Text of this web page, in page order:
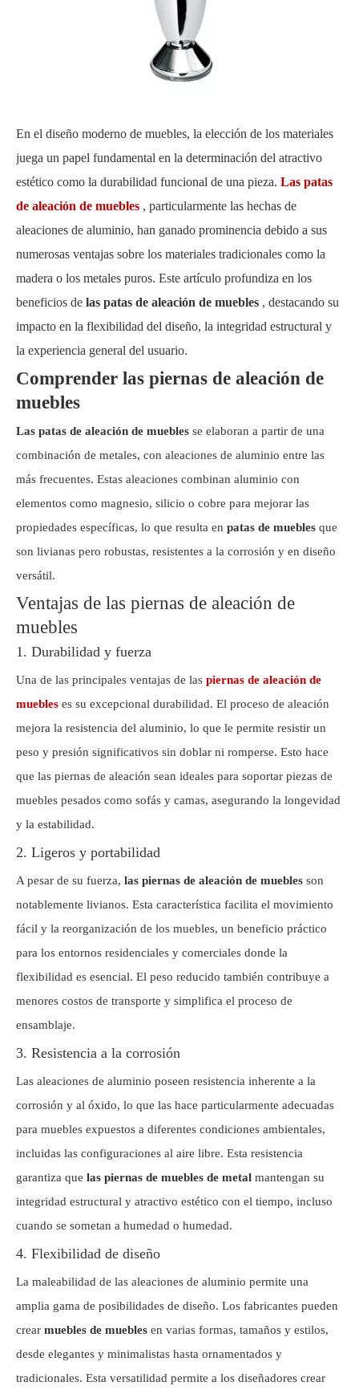
En el diseño moderno de muebles, la elección de los materiales
juega un papel fundamental en la determinación del atractivo
estético como la durabilidad funcional de una pieza. Las patas
de aleación de muebles , particularmente las hechas de
aleaciones de aluminio, han ganado prominencia debido a sus
numerosas ventajas sobre los materiales tradicionales como la
madera o los metales puros. Este artículo profundiza en los
beneficios de las patas de aleación de muebles , destacando su
impacto en la flexibilidad del diseño, la integridad estructural y
la experiencia general del usuario.
Comprender las piernas de aleación de
muebles
Las patas de aleación de muebles se elaboran a partir de una
combinación de metales, con aleaciones de aluminio entre las
más frecuentes. Estas aleaciones combinan aluminio con
elementos como magnesio, silicio o cobre para mejorar las
propiedades específicas, lo que resulta en patas de muebles que
son livianas pero robustas, resistentes a la corrosión y en diseño
versátil.
Ventajas de las piernas de aleación de
muebles
1. Durabilidad y fuerza
Una de las principales ventajas de las piernas de aleación de
muebles es su excepcional durabilidad. El proceso de aleación
mejora la resistencia del aluminio, lo que le permite resistir un
peso y presión significativos sin doblar ni romperse. Esto hace
que las piernas de aleación sean ideales para soportar piezas de
muebles pesados ​​como sofás y camas, asegurando la longevidad
y la estabilidad.
2. Ligeros y portabilidad
A pesar de su fuerza, las piernas de aleación de muebles son
notablemente livianos. Esta característica facilita el movimiento
fácil y la reorganización de los muebles, un beneficio práctico
para los entornos residenciales y comerciales donde la
flexibilidad es esencial. El peso reducido también contribuye a
menores costos de transporte y simplifica el proceso de
ensamblaje.
3. Resistencia a la corrosión
Las aleaciones de aluminio poseen resistencia inherente a la
corrosión y al óxido, lo que las hace particularmente adecuadas
para muebles expuestos a diferentes condiciones ambientales,
incluidas las configuraciones al aire libre. Esta resistencia
garantiza que las piernas de muebles de metal mantengan su
integridad estructural y atractivo estético con el tiempo, incluso
cuando se sometan a humedad o humedad.
4. Flexibilidad de diseño
La maleabilidad de las aleaciones de aluminio permite una
amplia gama de posibilidades de diseño. Los fabricantes pueden
crear muebles de muebles en varias formas, tamaños y estilos,
desde elegantes y minimalistas hasta ornamentados y
tradicionales. Esta versatilidad permite a los diseñadores crear